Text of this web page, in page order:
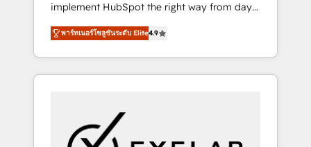
training - Ongoing optimisation and RevOps
support Based in Leeds and London, we
partner with SMEs across the UK who are
ready to turn HubSpot into the growth
engine it’s meant to be.
implement HubSpot the right way from day
one — with the flexibility to scale as
complexity increases. Highly certified in both
HubSpot and Salesforce, we bring deep
experience in CRM implementation,
growing mid-market and enterprise
organizations, our team combines strong
พาร์ทเนอร์โซลูชันระดับ Elite4.9